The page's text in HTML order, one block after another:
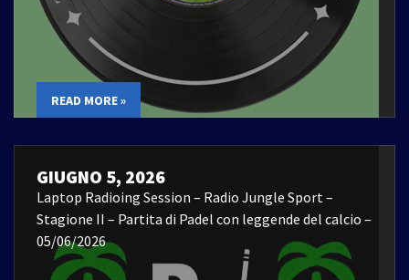
READ MORE »
GIUGNO 5, 2026
Laptop Radioing Session – Radio Jungle Sport –
Stagione II – Partita di Padel con leggende del calcio –
05/06/2026